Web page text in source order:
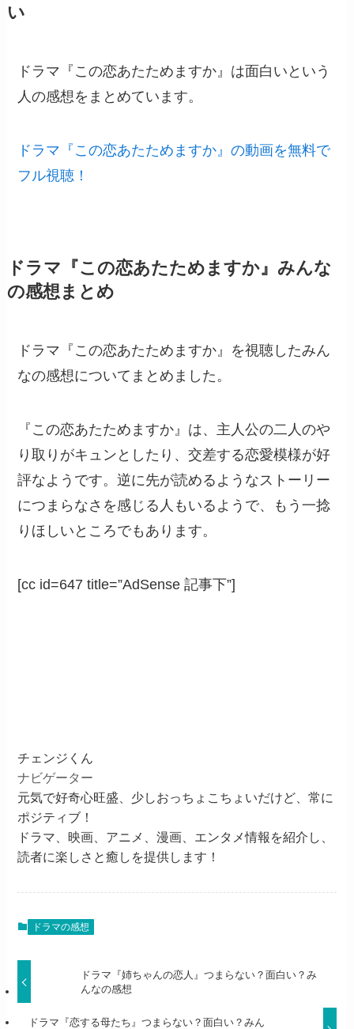
い
ドラマ『この恋あたためますか』は面白いという
人の感想をまとめています。
ドラマ『この恋あたためますか』の動画を無料で
フル視聴！
ドラマ『この恋あたためますか』みんな
の感想まとめ
ドラマ『この恋あたためますか』を視聴したみん
なの感想についてまとめました。
『この恋あたためますか』は、主人公の二人のや
り取りがキュンとしたり、交差する恋愛模様が好
評なようです。逆に先が読めるようなストーリー
につまらなさを感じる人もいるようで、もう一捻
りほしいところでもあります。
[cc id=647 title=”AdSense 記事下”]
チェンジくん
ナビゲーター
元気で好奇心旺盛、少しおっちょこちょいだけど、常に
ポジティブ！
ドラマ、映画、アニメ、漫画、エンタメ情報を紹介し、
読者に楽しさと癒しを提供します！
ドラマの感想
ドラマ『姉ちゃんの恋人』つまらない？面白い？み
んなの感想
ドラマ『恋する母たち』つまらない？面白い？みん